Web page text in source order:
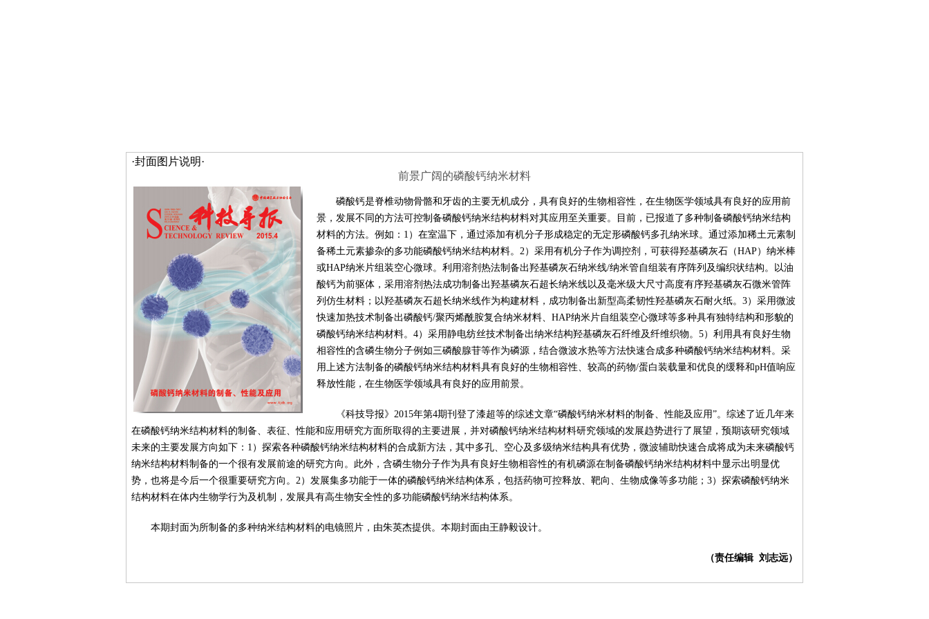
·封面图片说明·
前景广阔的磷酸钙纳米材料
磷酸钙是脊椎动物骨骼和牙齿的主要无机成分，具有良好的生物相容性，在生物医学领域具有良好的应用前
景，发展不同的方法可控制备磷酸钙纳米结构材料对其应用至关重要。目前，已报道了多种制备磷酸钙纳米结构
材料的方法。例如：1）在室温下，通过添加有机分子形成稳定的无定形磷酸钙多孔纳米球。通过添加稀土元素制
备稀土元素掺杂的多功能磷酸钙纳米结构材料。2）采用有机分子作为调控剂，可获得羟基磷灰石（HAP）纳米棒
或HAP纳米片组装空心微球。利用溶剂热法制备出羟基磷灰石纳米线/纳米管自组装有序阵列及编织状结构。以油
酸钙为前驱体，采用溶剂热法成功制备出羟基磷灰石超长纳米线以及毫米级大尺寸高度有序羟基磷灰石微米管阵
列仿生材料；以羟基磷灰石超长纳米线作为构建材料，成功制备出新型高柔韧性羟基磷灰石耐火纸。3）采用微波
快速加热技术制备出磷酸钙/聚丙烯酰胺复合纳米材料、HAP纳米片自组装空心微球等多种具有独特结构和形貌的
磷酸钙纳米结构材料。4）采用静电纺丝技术制备出纳米结构羟基磷灰石纤维及纤维织物。5）利用具有良好生物
相容性的含磷生物分子例如三磷酸腺苷等作为磷源，结合微波水热等方法快速合成多种磷酸钙纳米结构材料。采
用上述方法制备的磷酸钙纳米结构材料具有良好的生物相容性、较高的药物/蛋白装载量和优良的缓释和pH值响应
释放性能，在生物医学领域具有良好的应用前景。
《科技导报》2015年第4期刊登了漆超等的综述文章“磷酸钙纳米材料的制备、性能及应用”。综述了近几年来
在磷酸钙纳米结构材料的制备、表征、性能和应用研究方面所取得的主要进展，并对磷酸钙纳米结构材料研究领域的发展趋势进行了展望，预期该研究领域
未来的主要发展方向如下：1）探索各种磷酸钙纳米结构材料的合成新方法，其中多孔、空心及多级纳米结构具有优势，微波辅助快速合成将成为未来磷酸钙
纳米结构材料制备的一个很有发展前途的研究方向。此外，含磷生物分子作为具有良好生物相容性的有机磷源在制备磷酸钙纳米结构材料中显示出明显优
势，也将是今后一个很重要研究方向。2）发展集多功能于一体的磷酸钙纳米结构体系，包括药物可控释放、靶向、生物成像等多功能；3）探索磷酸钙纳米
结构材料在体内生物学行为及机制，发展具有高生物安全性的多功能磷酸钙纳米结构体系。
本期封面为所制备的多种纳米结构材料的电镜照片，由朱英杰提供。本期封面由王静毅设计。
（责任编辑 刘志远）